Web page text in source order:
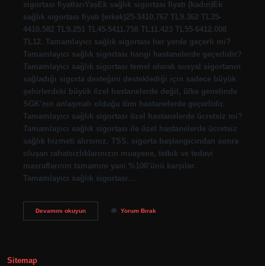
sigortası fiyatlarıYaşEk sağlık sigortası fiyatı (kadın)Ek
sağlık sigortası fiyatı (erkek)25-3410.767 TL9.362 TL35-
4410.582 TL9.251 TL45-5411.758 TL11.423 TL55-6412.008
TL12. Tamamlayıcı sağlık sigortası her yerde geçerli mi?
Tamamlayıcı sağlık sigortası hangi hastanelerde geçerlidir?
Tamamlayıcı sağlık sigortası temel olarak sosyal sigortanın
sağladığı sigorta desteğini desteklediği için sadece büyük
şehirlerdeki büyük özel hastanelerde değil, ülke genelinde
SGK’nın anlaşmalı olduğu tüm hastanelerde geçerlidir.
Tamamlayıcı sağlık sigortası özel hastanelerde ücretsiz mi?
Tamamlayıcı sağlık sigortası ile özel hastanelerde ücretsiz
sağlık hizmeti alırsınız. TSS, sigorta başlangıcından sonra
oluşan rahatsızlıklarınızın muayene, tetkik ve tedavi
masraflarının tamamını yani %100’ünü karşılar.
Tamamlayıcı sağlık sigortası…
Devamını okuyunTamamlayıcıYorum Bırak
Sitemap